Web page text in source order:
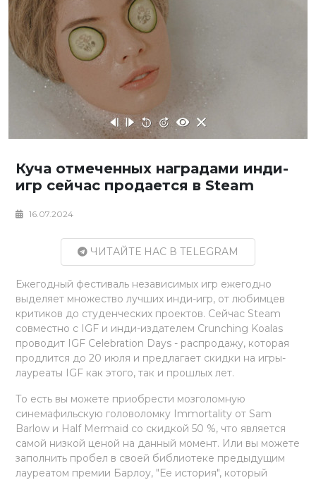
Куча отмеченных наградами инди-
игр сейчас продается в Steam
16.07.2024
ЧИТАЙТЕ НАС В TELEGRAM
Ежегодный фестиваль независимых игр ежегодно
выделяет множество лучших инди-игр, от любимцев
критиков до студенческих проектов. Сейчас Steam
совместно с IGF и инди-издателем Crunching Koalas
проводит IGF Celebration Days - распродажу, которая
продлится до 20 июля и предлагает скидки на игры-
лауреаты IGF как этого, так и прошлых лет.
То есть вы можете приобрести мозголомную
синемафильскую головоломку Immortality от Sam
Barlow и Half Mermaid со скидкой 50 %, что является
самой низкой ценой на данный момент. Или вы можете
заполнить пробел в своей библиотеке предыдущим
лауреатом премии Барлоу, "Ее история", который